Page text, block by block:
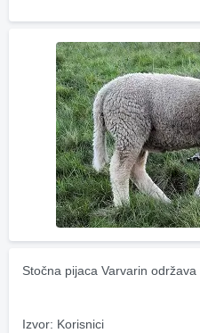
Stočna pijaca Varvarin
Izvor: Korisnici